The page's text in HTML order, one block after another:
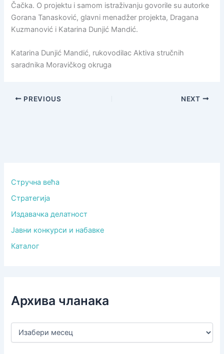
Čačka. O projektu i samom istraživanju govorile su autorke
Gorana Tanasković, glavni menadžer projekta, Dragana
Kuzmanović i Katarina Dunjić Mandić.
Katarina Dunjić Mandić, rukovodilac Aktiva stručnih
saradnika Moravičkog okruga
PREVIOUS NEXT
Стручна већа
Стратегија
Издавачка делатност
Јавни конкурси и набавке
Каталог
Архива чланака
А